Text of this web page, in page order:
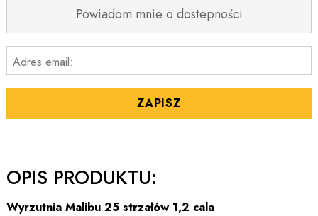
Powiadom mnie o dostepności
Adres email:
ZAPISZ
OPIS PRODUKTU:
Wyrzutnia Malibu 25 strzałów 1,2 cala